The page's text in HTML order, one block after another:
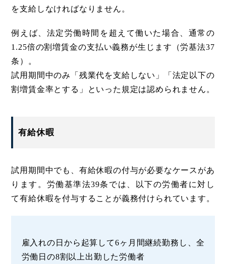
を支給しなければなりません。
例えば、法定労働時間を超えて働いた場合、通常の
1.25倍の割増賃金の支払い義務が生じます（労基法37
条）。
試用期間中のみ「残業代を支給しない」「法定以下の
割増賃金率とする」といった規定は認められません。
有給休暇
試用期間中でも、有給休暇の付与が必要なケースがあ
ります。労働基準法39条では、以下の労働者に対し
て有給休暇を付与することが義務付けられています。
雇入れの日から起算して6ヶ月間継続勤務し、全
労働日の8割以上出勤した労働者